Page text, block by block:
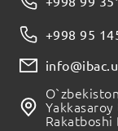
+998 95
Rakatboshi